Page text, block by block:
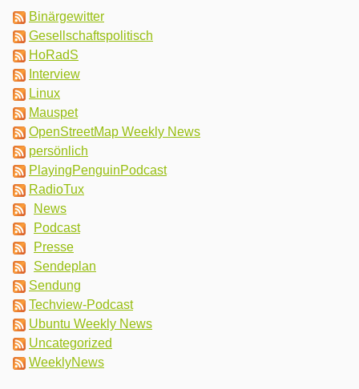
Binärgewitter
Gesellschaftspolitisch
HoRadS
Interview
Linux
Mauspet
OpenStreetMap Weekly News
persönlich
PlayingPenguinPodcast
RadioTux
News
Podcast
Presse
Sendeplan
Sendung
Techview-Podcast
Ubuntu Weekly News
Uncategorized
WeeklyNews